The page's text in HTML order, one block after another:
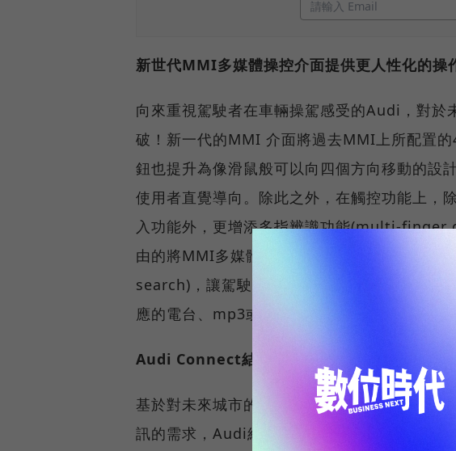
新世代MMI多媒體操控介面提供更人性化的操
向來重視駕駛者在車輛操駕感受的Audi，對
破！新一代的MMI 介面將過去MMI上所配置
鈕也提升為像滑鼠般可以向四個方向移動的設
使用者直覺導向。除此之外，在觸控功能上，
入功能外，更增添多指辨識功能(multi-finger
由的將MMI多媒體操控介面所顯示的地圖任意
search)，讓駕駛者可輸入電台名稱、歌曲名稱
應的電台、mp3或道路指示等資訊，提供駕駛
Audi Connect結合LTE傳輸技術 未來不必再等
基於對未來城市的車輛移動便利與效率，以及
訊的需求，Audi結合高通(Qualcomm)的LTE